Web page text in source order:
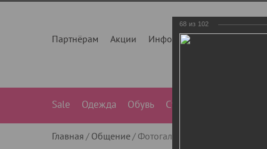
Партнёрам Акции Инфо О нас
Sale Одежда Обувь Сумки
Главная Общение Фотогалерея
68 из 102